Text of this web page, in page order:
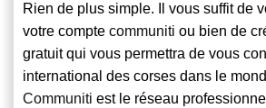
Rien de plus simple. Il vous suffit de
votre compte communiti ou bien de
gratuit qui vous permettra de vous
international des corses dans le
Communiti est le réseau